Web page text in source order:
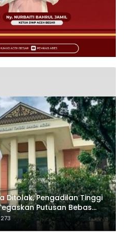
Ditolak, Pengadilan Tinggi
Putusan Bebas
Korupsi Tak Bisa Diajukan
273